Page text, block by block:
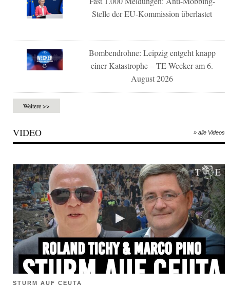
Stelle der EU-Kommission überlastet
Bombendrohne: Leipzig entgeht knapp
einer Katastrophe – TE-Wecker am 6.
August 2026
Weitere >>
VIDEO » alle Videos
STURM AUF CEUTA